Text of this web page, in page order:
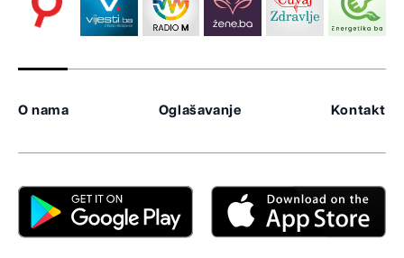
O nama Oglašavanje Kontakt